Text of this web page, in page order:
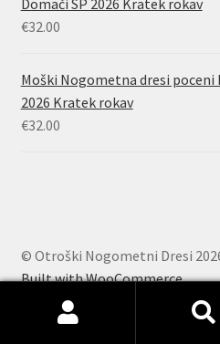
Domači SP 2026 Kratek rokav
€32.00
Moški Nogometna dresi poceni
2026 Kratek rokav
€32.00
© Otroški Nogometni Dresi
Built with WooCommerce.